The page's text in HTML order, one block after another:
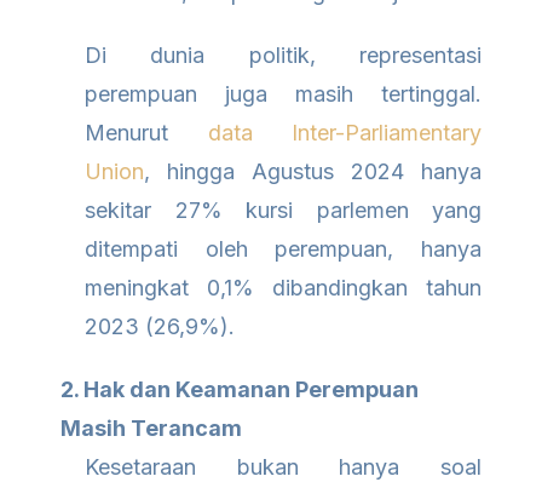
Di dunia politik, representasi
perempuan juga masih tertinggal.
Menurut data Inter-Parliamentary
Union, hingga Agustus 2024 hanya
sekitar 27% kursi parlemen yang
ditempati oleh perempuan, hanya
meningkat 0,1% dibandingkan tahun
2023 (26,9%).
2. Hak dan Keamanan Perempuan
Masih Terancam
Kesetaraan bukan hanya soal